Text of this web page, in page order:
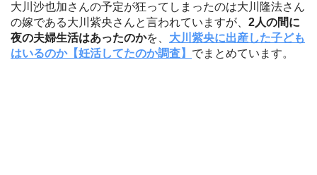
大川沙也加さんの予定が狂ってしまったのは大川隆法さん
の嫁である大川紫央さんと言われていますが、 2人の間に
夜の夫婦生活はあったのかを、 大川紫央に出産した子ども
はいるのか【妊活してたのか調査】 でまとめています。